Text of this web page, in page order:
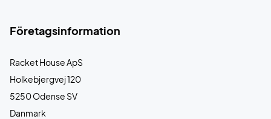
Företagsinformation
Racket House ApS
Holkebjergvej 120
5250 Odense SV
Danmark